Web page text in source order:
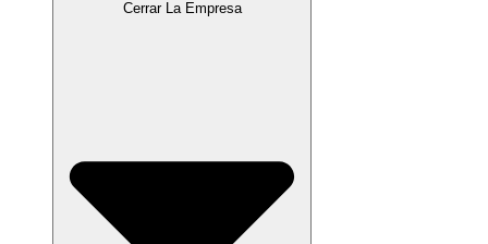
Cerrar La Empresa